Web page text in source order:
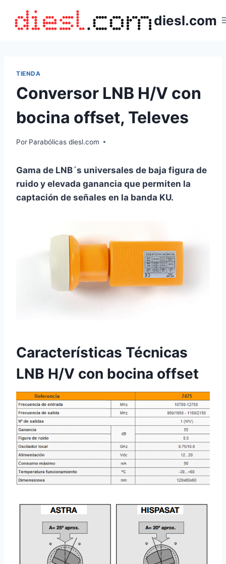
contenido
diesl.com
TIENDA
Conversor LNB H/V con
bocina offset, Televes
Por Parabólicas diesl.com
Gama de LNB´s universales de baja figura de
ruido y elevada ganancia que permiten la
captación de señales en la banda KU.
Características Técnicas
LNB H/V con bocina offset